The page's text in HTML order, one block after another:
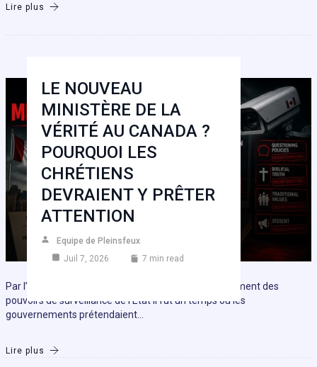
Lire plus
LE NOUVEAU
MINISTÈRE DE LA
VÉRITÉ AU CANADA ?
POURQUOI LES
CHRÉTIENS
DEVRAIENT Y PRÊTER
ATTENTION
Equipe de Pleinsfeux
Juil 7, 2026
7 min read
Par l’équipe de PNW – le 6 juillet 2026 1) L’élargissement des
pouvoirs de surveillance de l’État Il fut un temps où les
gouvernements prétendaient…
Lire plus